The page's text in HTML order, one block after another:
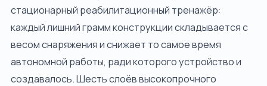
стационарный реабилитационный тренажёр:
каждый лишний грамм конструкции складывается с
весом снаряжения и снижает то самое время
автономной работы, ради которого устройство и
создавалось. Шесть слоёв высокопрочного